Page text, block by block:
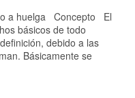
a huelga Concepto El
básicos de todo
debido a las
Básicamente se